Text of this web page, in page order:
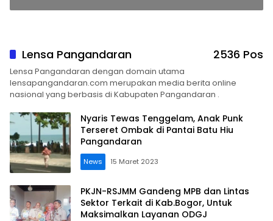
Lensa Pangandaran 2536 Pos
Lensa Pangandaran dengan domain utama
lensapangandaran.com merupakan media berita online
nasional yang berbasis di Kabupaten Pangandaran .
Nyaris Tewas Tenggelam, Anak Punk
Terseret Ombak di Pantai Batu Hiu
Pangandaran
News 15 Maret 2023
PKJN-RSJMM Gandeng MPB dan Lintas
Sektor Terkait di Kab.Bogor, Untuk
Maksimalkan Layanan ODGJ